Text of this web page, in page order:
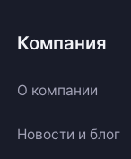
Компания
О компании
Новости и блог